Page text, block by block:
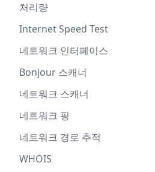
처리량
Internet Speed Test
네트워크 인터페이스
Bonjour 스캐너
네트워크 스캐너
네트워크 핑
네트워크 경로 추적
WHOIS